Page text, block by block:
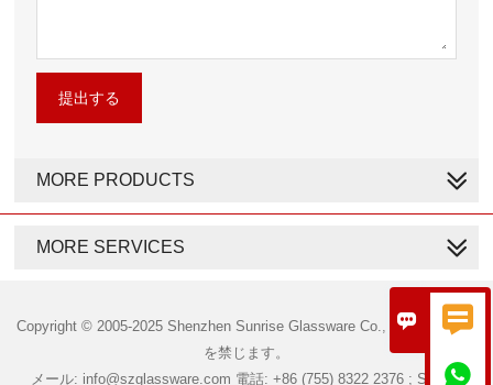
 

提出する
MORE PRODUCTS
MORE SERVICES
Copyright © 2005-2025 Shenzhen Sunrise Glassware Co., Ltd. 無断転載
を禁じます。
メール: info@szglassware.com 電話: +86 (755) 8322 2376 ; Skype: